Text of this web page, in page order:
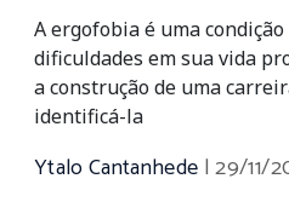
A ergofobia é uma
dificuldades em sua vida
a construção de uma
identificá-la
Ytalo Cantanhede |29/11/